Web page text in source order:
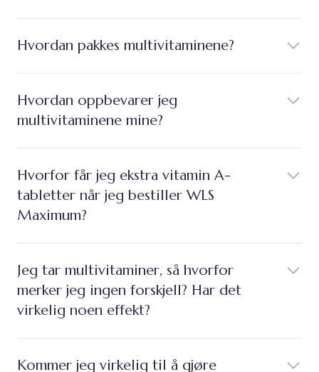
Hvordan pakkes multivitaminene?
Hvordan oppbevarer jeg
multivitaminene mine?
Hvorfor får jeg ekstra vitamin A-
tabletter når jeg bestiller WLS
Maximum?
Jeg tar multivitaminer, så hvorfor
merker jeg ingen forskjell? Har det
virkelig noen effekt?
Kommer jeg virkelig til å gjøre